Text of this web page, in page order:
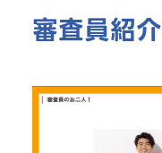
審査員紹介